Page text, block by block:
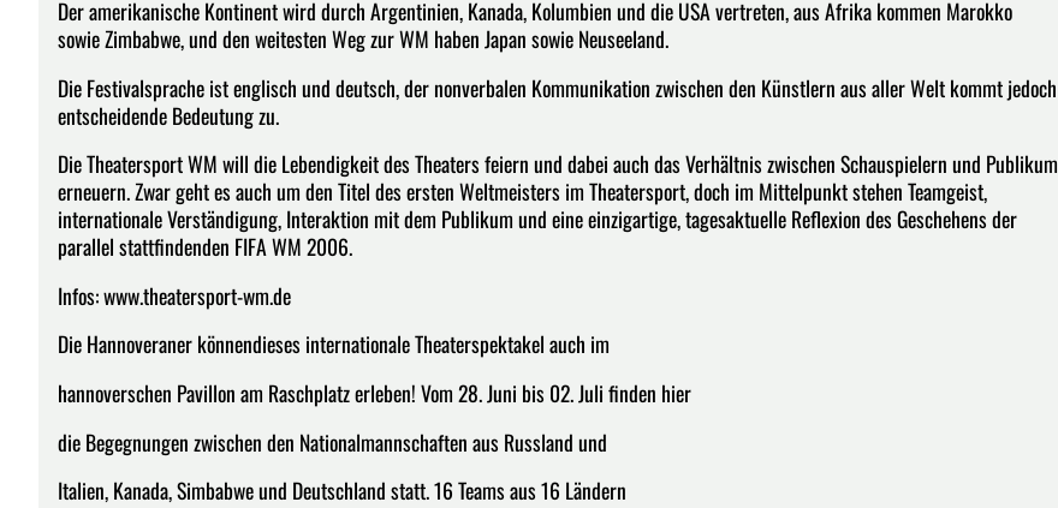
Der amerikanische Kontinent wird durch Argentinien, Kanada, Kolumbien und die USA vertreten, aus Afrika kommen Marokko
sowie Zimbabwe, und den weitesten Weg zur WM haben Japan sowie Neuseeland.
Die Festivalsprache ist englisch und deutsch, der nonverbalen Kommunikation zwischen den Künstlern aus aller Welt kommt jedoch
entscheidende Bedeutung zu.
Die Theatersport WM will die Lebendigkeit des Theaters feiern und dabei auch das Verhältnis zwischen Schauspielern und Publikum
erneuern. Zwar geht es auch um den Titel des ersten Weltmeisters im Theatersport, doch im Mittelpunkt stehen Teamgeist,
internationale Verständigung, Interaktion mit dem Publikum und eine einzigartige, tagesaktuelle Reflexion des Geschehens der
parallel stattfindenden FIFA WM 2006.
Infos: www.theatersport-wm.de
Die Hannoveraner könnendieses internationale Theaterspektakel auch im
hannoverschen Pavillon am Raschplatz erleben! Vom 28. Juni bis 02. Juli finden hier
die Begegnungen zwischen den Nationalmannschaften aus Russland und
Italien, Kanada, Simbabwe und Deutschland statt. 16 Teams aus 16 Ländern